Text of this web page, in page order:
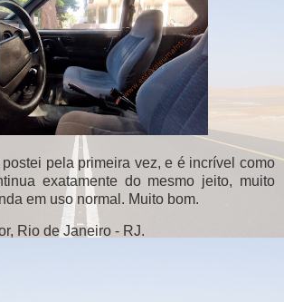
postei pela primeira vez, e é incrível como
exatamente do mesmo jeito, muito
em uso normal. Muito bom.
Rio de Janeiro - RJ.